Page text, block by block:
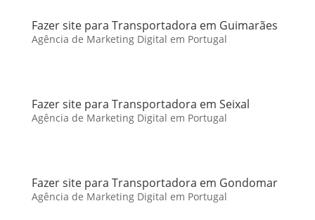
Fazer site para Transportadora em Guimarães
Agência de Marketing Digital em Portugal
Fazer site para Transportadora em Seixal
Agência de Marketing Digital em Portugal
Fazer site para Transportadora em Gondomar
Agência de Marketing Digital em Portugal